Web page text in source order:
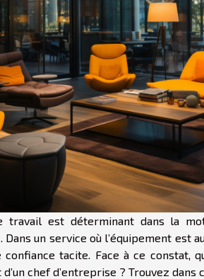
travail est déterminant dans la
Dans un service où l’équipement est
tacite. Face à ce constat,
chef d’entreprise ? Trouvez dans